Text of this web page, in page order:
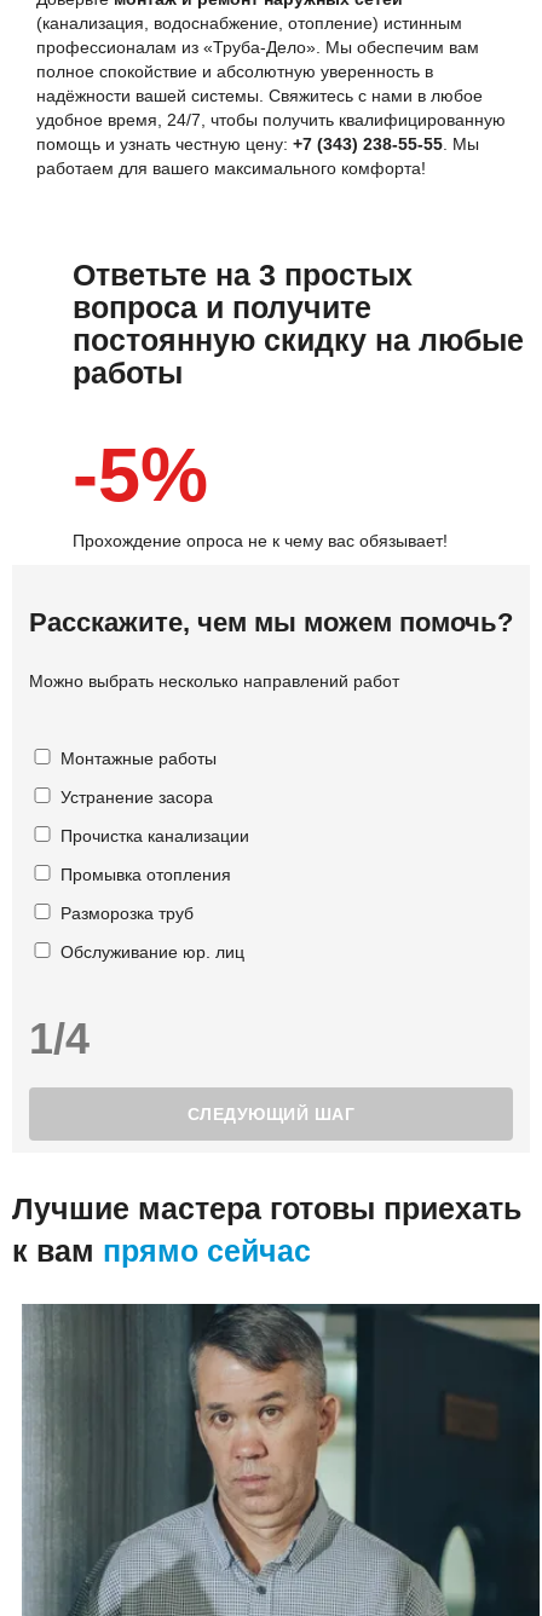
(канализация, водоснабжение, отопление) истинным
профессионалам из «Труба-Дело». Мы обеспечим вам
полное спокойствие и абсолютную уверенность в
надёжности вашей системы. Свяжитесь с нами в любое
удобное время, 24/7, чтобы получить квалифицированную
помощь и узнать честную цену: +7 (343) 238-55-55. Мы
работаем для вашего максимального комфорта!
Ответьте на 3 простых
вопроса и получите
постоянную скидку на любые
работы
-5%
Прохождение опроса не к чему вас обязывает!
Расскажите, чем мы можем помочь?
Можно выбрать несколько направлений работ
Монтажные работы
Устранение засора
Прочистка канализации
Промывка отопления
Разморозка труб
Обслуживание юр. лиц
1/4
Лучшие мастера готовы приехать
к вам прямо сейчас